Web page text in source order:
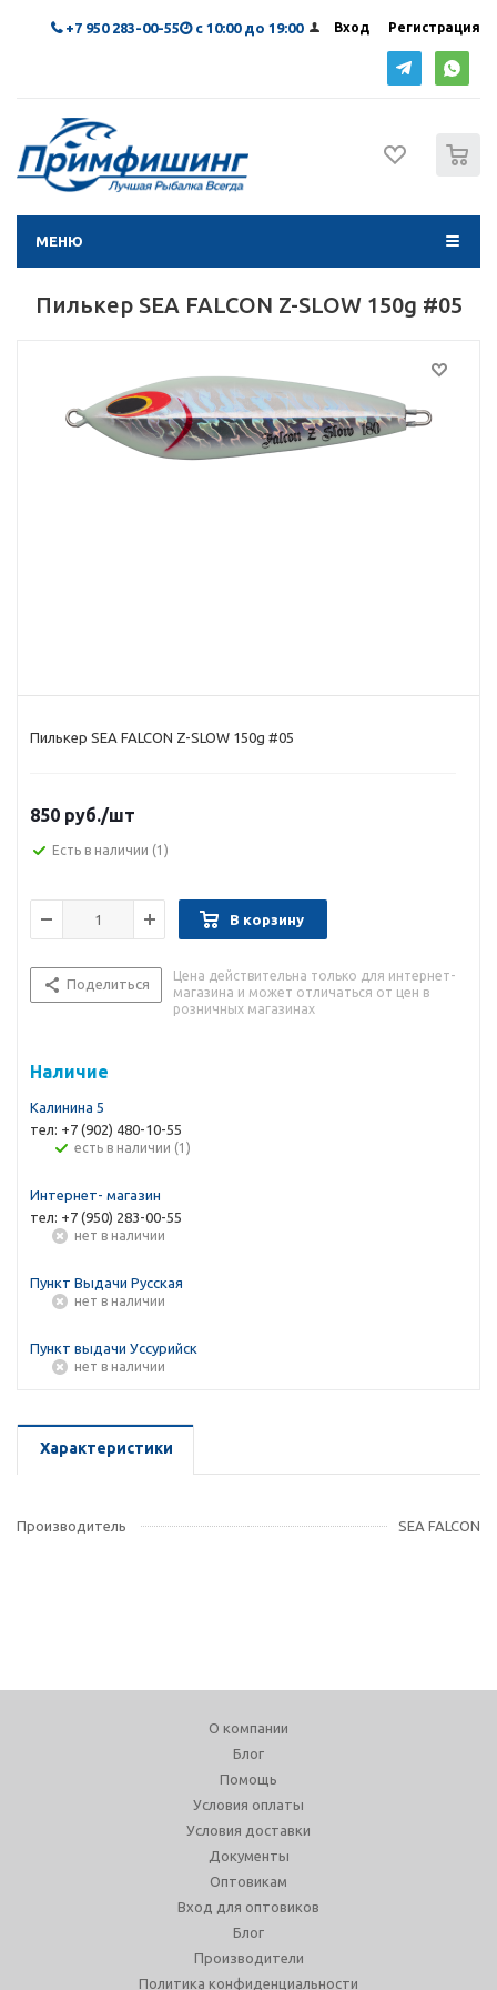
Вход Регистрация
+7 950 283-00-55 с 10:00 до 19:00
МЕНЮ
Пилькер SEA FALCON Z-SLOW 150g #05
Пилькер SEA FALCON Z-SLOW 150g #05
850 руб./шт
Есть в наличии (1)
В корзину
Поделиться
Цена действительна только для интернет-
магазина и может отличаться от цен в
розничных магазинах
Наличие
Калинина 5
тел: +7 (902) 480-10-55
Есть в наличии (1)
Интернет- магазин
тел: +7 (950) 283-00-55
Нет в наличии
Пункт Выдачи Русская
Нет в наличии
Пункт выдачи Уссурийск
Нет в наличии
Характеристики
Производитель SEA FALCON
О компании
Блог
Помощь
Условия оплаты
Условия доставки
Документы
Оптовикам
Вход для оптовиков
Блог
Производители
Политика конфиденциальности